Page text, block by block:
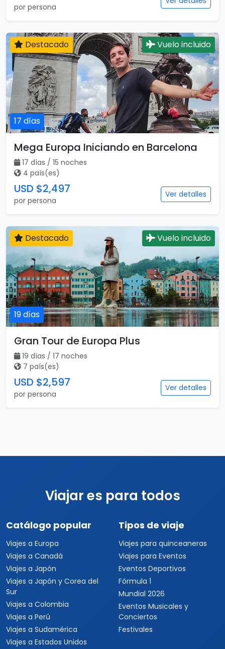
por persona
17 días
Destacado Vuelo incluido
Mega Europa Iniciando en Barcelona
17 días / 15 noches
4 país(es)
USD $2,497
por persona
Ver detalles
19 días
Destacado Vuelo incluido
Gran Tour de Europa Plus
19 días / 17 noches
7 país(es)
USD $2,597
por persona
Ver detalles
Viajar es para todos
Catálogo popular
Viajes a Europa
Viajes a Canadá
Viajes a Japón
Viajes a Japón y Corea del
Sur
Viajes a Colombia
Viajes a Perú
Viajes a Sudamérica
Viajes a Estados Unidos
Tipos de viaje
Viajes para quinceaneras
Viajes para Eventos
Eventos Deportivos
Fórmula 1
Mundial 2026
Eventos Musicales y
Conciertos
Festivales